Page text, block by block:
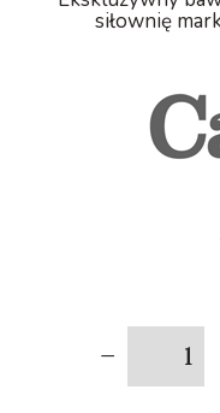
siłownię
-